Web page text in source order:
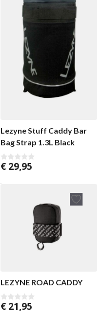
Lezyne Stuff Caddy Bar
Bag Strap 1.3L Black
0
n
€ 29,95
LEZYNE ROAD CADDY
0
€ 21,95